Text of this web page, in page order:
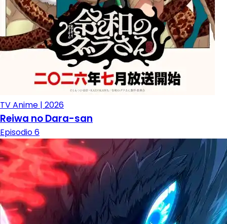
TV Anime | 2026
Reiwa no Dara-san
Episodio 6